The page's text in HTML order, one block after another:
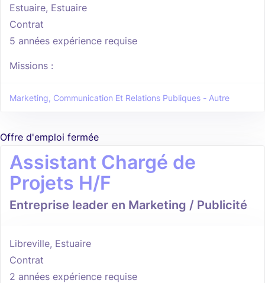
Estuaire, Estuaire
Contrat
5 années expérience requise
Missions :
Marketing, Communication Et Relations Publiques - Autre
Offre d'emploi fermée
Assistant Chargé de
Projets H/F
Entreprise leader en Marketing / Publicité
Libreville, Estuaire
Contrat
2 années expérience requise